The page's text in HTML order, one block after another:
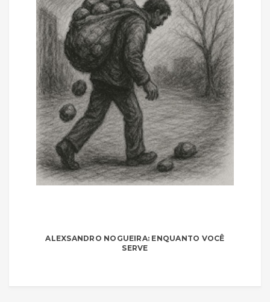
ALEXSANDRO NOGUEIRA: ENQUANTO VOCÊ
SERVE